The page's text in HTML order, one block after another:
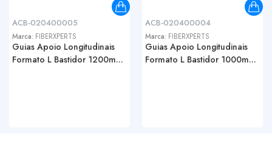
ACB-020400005
Marca: FIBERXPERTS
Guias Apoio Longitudinais
Formato L Bastidor 1200m...
ACB-020400004
Marca: FIBERXPERTS
Guias Apoio Longitudinais
Formato L Bastidor 1000m...